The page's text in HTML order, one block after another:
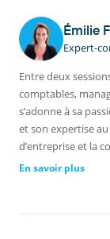
Émilie
Expert-
Entre deux
comptables,
s’adonne à sa
et son expertise
d’entreprise et la
En savoir plus